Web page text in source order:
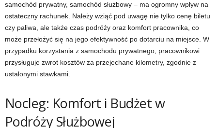
samochód prywatny, samochód służbowy – ma ogromny wpływ na
ostateczny rachunek. Należy wziąć pod uwagę nie tylko cenę biletu
czy paliwa, ale także czas podróży oraz komfort pracownika, co
może przełożyć się na jego efektywność po dotarciu na miejsce. W
przypadku korzystania z samochodu prywatnego, pracownikowi
przysługuje zwrot kosztów za przejechane kilometry, zgodnie z
ustalonymi stawkami.
Nocleg: Komfort i Budżet w
Podróży Służbowej